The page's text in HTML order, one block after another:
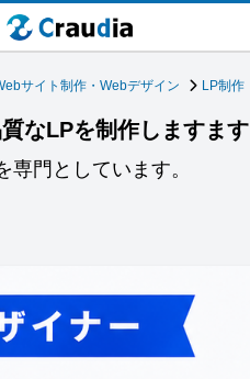
サイト制作・Webデザイン LP制作
なLPを制作しますます
門としています。